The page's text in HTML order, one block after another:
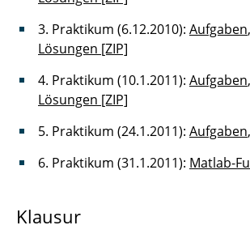
3. Praktikum (6.12.2010): Aufgaben,
Lösungen [ZIP]
4. Praktikum (10.1.2011): Aufgaben,
Lösungen [ZIP]
5. Praktikum (24.1.2011): Aufgaben,
6. Praktikum (31.1.2011): Matlab-
Klausur